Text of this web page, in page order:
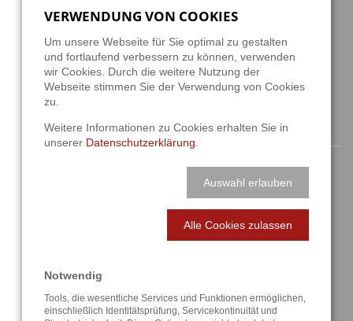
D-42859 Remscheid
+49 2191 4622158
info@a3t.de
NAVIGATION
Lösungen
Referenzen
VERWENDUNG VON COOKIES
Um unsere Webseite für Sie optimal zu gestalten
und fortlaufend verbessern zu können, verwenden
wir Cookies. Durch die weitere Nutzung der
Webseite stimmen Sie der Verwendung von Cookies
zu.
Weitere Informationen zu Cookies erhalten Sie in
unserer Datenschutzerklärung.
Auswahl erlauben
Alle Cookies zulassen
Notwendig
Tools, die wesentliche Services und Funktionen ermöglichen,
einschließlich Identitätsprüfung, Servicekontinuität und